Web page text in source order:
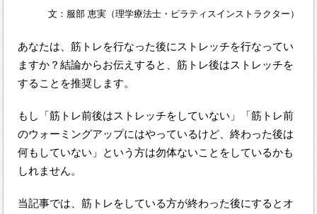
文：服部 恵実（理学療法士・ピラティスインストラクター）
あなたは、筋トレを行なった後にストレッチを行なってい
ますか？結論からお伝えすると、筋トレ後はストレッチを
することを推奨します。
もし「筋トレ前後はストレッチをしていない」「筋トレ前
のウォーミングアップにはやっているけど、終わった後は
何もしていない」という方は勿体ないことをしているかも
しれません。
当記事では、筋トレをしている方が終わった後にするとオ